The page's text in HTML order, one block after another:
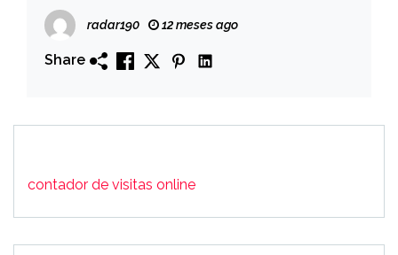
assassinato de “Bruxo” em Patos
radar190 12 meses ago
Share
contador de visitas online